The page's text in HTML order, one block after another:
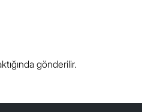
gönderilir.